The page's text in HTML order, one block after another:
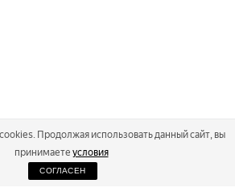
Продолжая использовать данный сайт, вы
принимаете условия
СОГЛАСЕН